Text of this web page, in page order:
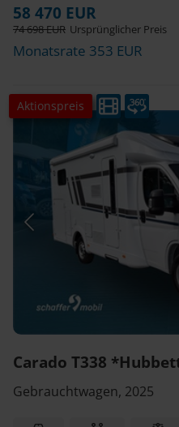
58 470 EUR
74 698 EUR Ursprünglicher Preis
Monatsrate 353 EUR
Aktionspreis
Carado T338
Gebrauchtwagen, 2025